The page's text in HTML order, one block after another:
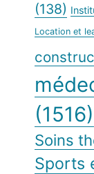
(138)
Location et
(1516)
Soins
Sports